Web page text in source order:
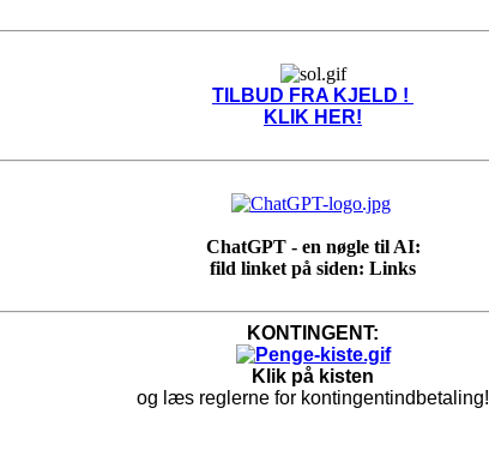
TILBUD FRA KJELD !
KLIK HER!
ChatGPT - en nøgle til AI:
fild linket på siden: Links
KONTINGENT:
Klik på kisten
og læs reglerne for kontingentindbetaling!